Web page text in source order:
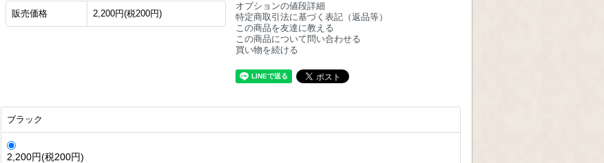
販売価格 2,200円(税200円)
オプションの値段詳細
特定商取引法に基づく表記（返品等）
この商品を友達に教える
この商品について問い合わせる
買い物を続ける
ブラック
2,200円(税200円)